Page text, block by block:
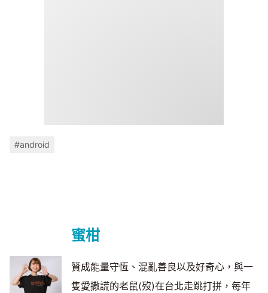
#android
蜜柑
贊成能量守恆、混亂善良以及好奇心，與一
隻愛撒謊的老鼠(歿)在台北走跳打拼，每年